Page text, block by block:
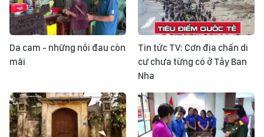
Da cam - những nỗi đau còn
mãi
Tin tức TV: Cơn địa chấn di
cư chưa từng có ở Tây Ban
Nha